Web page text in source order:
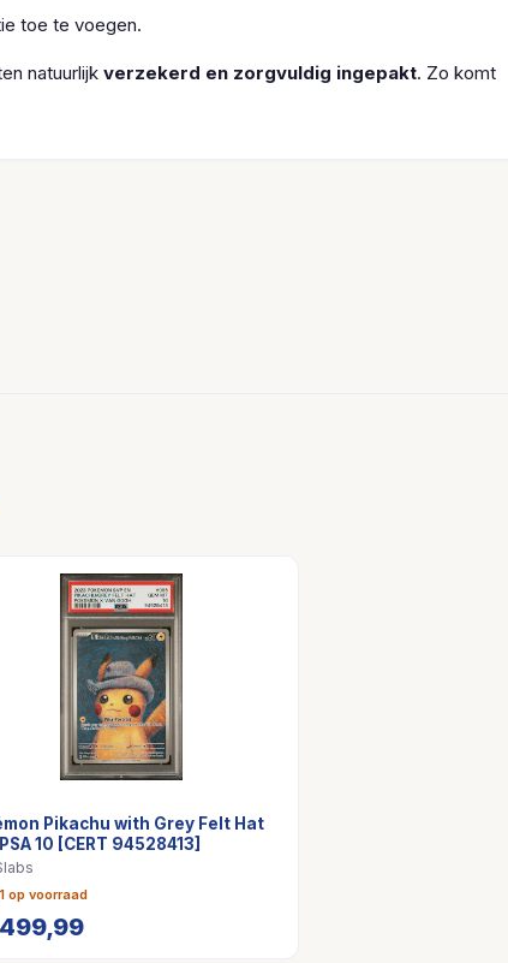
toe te voegen.
natuurlijkverzekerd en zorgvuldig ingepakt. Zo komt
Pikachu with Grey Felt Hat
10 [CERT 94528413]
op voorraad